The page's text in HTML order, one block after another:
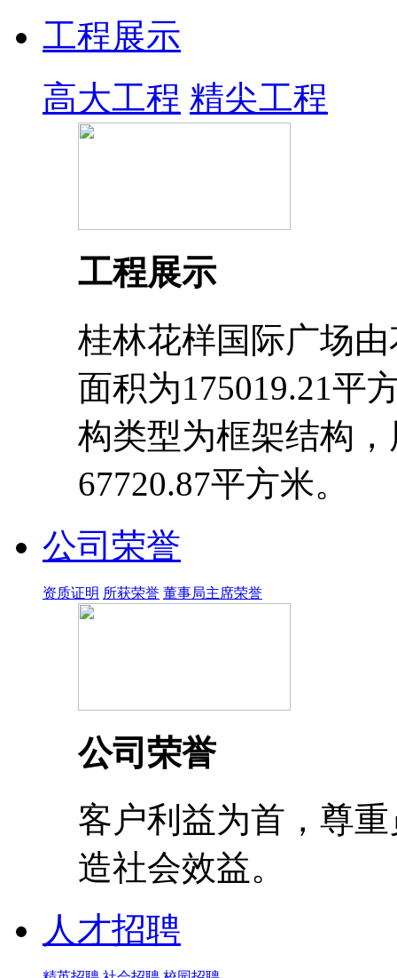
工程展示
高大工程 精尖工程
工程展示
桂林花样国际广场
面积为175019.21平
构类型为框架结构
67720.87平方米。
公司荣誉
资质证明 所获荣誉 董事局主席荣誉
公司荣誉
客户利益为首，尊
造社会效益。
人才招聘